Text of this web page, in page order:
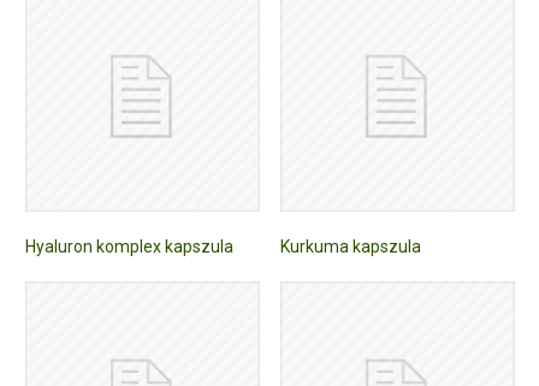
Hyaluron komplex kapszula Kurkuma kapszula